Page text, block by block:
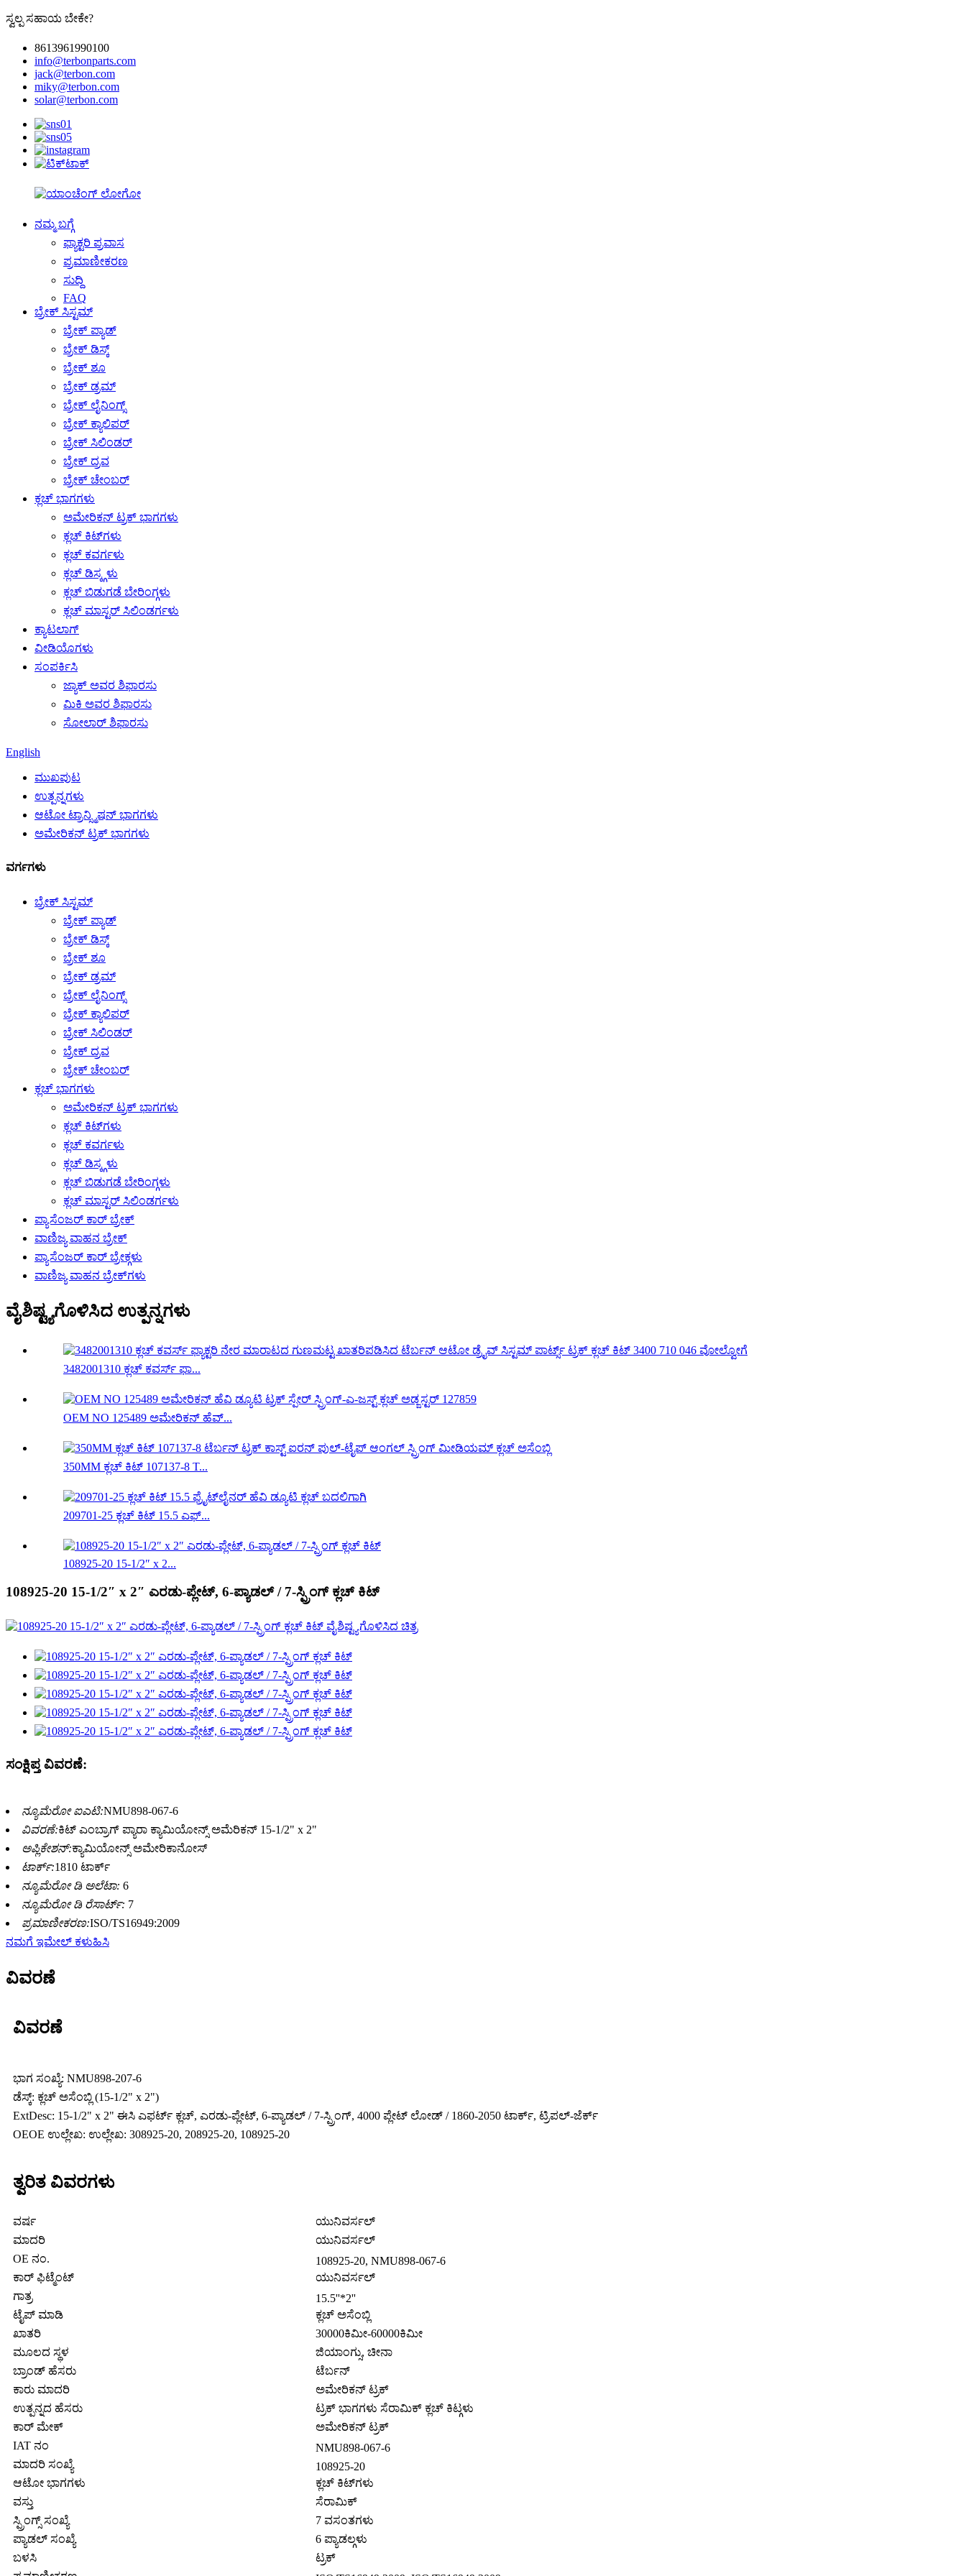
ಸ್ವಲ್ಪ ಸಹಾಯ ಬೇಕೇ?
8613961990100
info@terbonparts.com
jack@terbon.com
miky@terbon.com
solar@terbon.com
ನಮ್ಮ ಬಗ್ಗೆ
ಫ್ಯಾಕ್ಟರಿ ಪ್ರವಾಸ
ಪ್ರಮಾಣೀಕರಣ
ಸುದ್ದಿ
FAQ
ಬ್ರೇಕ್ ಸಿಸ್ಟಮ್
ಬ್ರೇಕ್ ಪ್ಯಾಡ್
ಬ್ರೇಕ್ ಡಿಸ್ಕ್
ಬ್ರೇಕ್ ಶೂ
ಬ್ರೇಕ್ ಡ್ರಮ್
ಬ್ರೇಕ್ ಲೈನಿಂಗ್ಸ್
ಬ್ರೇಕ್ ಕ್ಯಾಲಿಪರ್
ಬ್ರೇಕ್ ಸಿಲಿಂಡರ್
ಬ್ರೇಕ್ ದ್ರವ
ಬ್ರೇಕ್ ಚೇಂಬರ್
ಕ್ಲಚ್ ಭಾಗಗಳು
ಅಮೇರಿಕನ್ ಟ್ರಕ್ ಭಾಗಗಳು
ಕ್ಲಚ್ ಕಿಟ್‌ಗಳು
ಕ್ಲಚ್ ಕವರ್ಗಳು
ಕ್ಲಚ್ ಡಿಸ್ಕ್ಗಳು
ಕ್ಲಚ್ ಬಿಡುಗಡೆ ಬೇರಿಂಗ್ಗಳು
ಕ್ಲಚ್ ಮಾಸ್ಟರ್ ಸಿಲಿಂಡರ್ಗಳು
ಕ್ಯಾಟಲಾಗ್
ವೀಡಿಯೊಗಳು
ಸಂಪರ್ಕಿಸಿ
ಜ್ಯಾಕ್ ಅವರ ಶಿಫಾರಸು
ಮಿಕಿ ಅವರ ಶಿಫಾರಸು
ಸೋಲಾರ್ ಶಿಫಾರಸು
English
ಮುಖಪುಟ
ಉತ್ಪನ್ನಗಳು
ಆಟೋ ಟ್ರಾನ್ಸ್ಮಿಷನ್ ಭಾಗಗಳು
ಅಮೇರಿಕನ್ ಟ್ರಕ್ ಭಾಗಗಳು
ವರ್ಗಗಳು
ಬ್ರೇಕ್ ಸಿಸ್ಟಮ್
ಬ್ರೇಕ್ ಪ್ಯಾಡ್
ಬ್ರೇಕ್ ಡಿಸ್ಕ್
ಬ್ರೇಕ್ ಶೂ
ಬ್ರೇಕ್ ಡ್ರಮ್
ಬ್ರೇಕ್ ಲೈನಿಂಗ್ಸ್
ಬ್ರೇಕ್ ಕ್ಯಾಲಿಪರ್
ಬ್ರೇಕ್ ಸಿಲಿಂಡರ್
ಬ್ರೇಕ್ ದ್ರವ
ಬ್ರೇಕ್ ಚೇಂಬರ್
ಕ್ಲಚ್ ಭಾಗಗಳು
ಅಮೇರಿಕನ್ ಟ್ರಕ್ ಭಾಗಗಳು
ಕ್ಲಚ್ ಕಿಟ್‌ಗಳು
ಕ್ಲಚ್ ಕವರ್ಗಳು
ಕ್ಲಚ್ ಡಿಸ್ಕ್ಗಳು
ಕ್ಲಚ್ ಬಿಡುಗಡೆ ಬೇರಿಂಗ್ಗಳು
ಕ್ಲಚ್ ಮಾಸ್ಟರ್ ಸಿಲಿಂಡರ್ಗಳು
ಪ್ಯಾಸೆಂಜರ್ ಕಾರ್ ಬ್ರೇಕ್
ವಾಣಿಜ್ಯ ವಾಹನ ಬ್ರೇಕ್
ಪ್ಯಾಸೆಂಜರ್ ಕಾರ್ ಬ್ರೇಕ್ಗಳು
ವಾಣಿಜ್ಯ ವಾಹನ ಬ್ರೇಕ್‌ಗಳು
ವೈಶಿಷ್ಟ್ಯಗೊಳಿಸಿದ ಉತ್ಪನ್ನಗಳು
3482001310 ಕ್ಲಚ್ ಕವರ್ಸ್ ಫಾ...
OEM NO 125489 ಅಮೇರಿಕನ್ ಹೆವ್...
350MM ಕ್ಲಚ್ ಕಿಟ್ 107137-8 T...
209701-25 ಕ್ಲಚ್ ಕಿಟ್ 15.5 ಎಫ್...
108925-20 15-1/2″ x 2...
108925-20 15-1/2″ x 2″ ಎರಡು-ಪ್ಲೇಟ್, 6-ಪ್ಯಾಡಲ್ / 7-ಸ್ಪ್ರಿಂಗ್ ಕ್ಲಚ್ ಕಿಟ್
ಸಂಕ್ಷಿಪ್ತ ವಿವರಣೆ:
ನ್ಯೂಮೆರೋ ಐಎಟಿ:NMU898-067-6
ವಿವರಣೆ:ಕಿಟ್ ಎಂಬ್ರಾಗ್ ಪ್ಯಾರಾ ಕ್ಯಾಮಿಯೋನ್ಸ್ ಅಮೆರಿಕನ್ 15-1/2" x 2"
ಅಪ್ಲಿಕೇಶನ್:ಕ್ಯಾಮಿಯೋನ್ಸ್ ಅಮೇರಿಕಾನೋಸ್
ಟಾರ್ಕ್:1810 ಟಾರ್ಕ್
ನ್ಯೂಮೆರೋ ಡಿ ಅಲೆಟಾ: 6
ನ್ಯೂಮೆರೋ ಡಿ ರೆಸಾರ್ಟ್: 7
ಪ್ರಮಾಣೀಕರಣ:ISO/TS16949:2009
ನಮಗೆ ಇಮೇಲ್ ಕಳುಹಿಸಿ
ವಿವರಣೆ
ವಿವರಣೆ
ಭಾಗ ಸಂಖ್ಯೆ: NMU898-207-6
ಡೆಸ್ಕ್: ಕ್ಲಚ್ ಅಸೆಂಬ್ಲಿ (15-1/2" x 2")
ExtDesc: 15-1/2" x 2" ಈಸಿ ಎಫರ್ಟ್ ಕ್ಲಚ್, ಎರಡು-ಪ್ಲೇಟ್, 6-ಪ್ಯಾಡಲ್ / 7-ಸ್ಪ್ರಿಂಗ್, 4000 ಪ್ಲೇಟ್ ಲೋಡ್ / 1860-2050 ಟಾರ್ಕ್, ಟ್ರಿಪಲ್-ಜೆರ್ಕ್
OEOE ಉಲ್ಲೇಖ: ಉಲ್ಲೇಖ: 308925-20, 208925-20, 108925-20
ತ್ವರಿತ ವಿವರಗಳು
ವರ್ಷ
ಯುನಿವರ್ಸಲ್
ಮಾದರಿ
ಯುನಿವರ್ಸಲ್
OE ನಂ.
108925-20, NMU898-067-6
ಕಾರ್ ಫಿಟ್ಮೆಂಟ್
ಯುನಿವರ್ಸಲ್
ಗಾತ್ರ
15.5''*2''
ಟೈಪ್ ಮಾಡಿ
ಕ್ಲಚ್ ಅಸೆಂಬ್ಲಿ
ಖಾತರಿ
30000ಕಿಮೀ-60000ಕಿಮೀ
ಮೂಲದ ಸ್ಥಳ
ಜಿಯಾಂಗ್ಸು, ಚೀನಾ
ಬ್ರಾಂಡ್ ಹೆಸರು
ಟೆರ್ಬನ್
ಕಾರು ಮಾದರಿ
ಅಮೇರಿಕನ್ ಟ್ರಕ್
ಉತ್ಪನ್ನದ ಹೆಸರು
ಟ್ರಕ್ ಭಾಗಗಳು ಸೆರಾಮಿಕ್ ಕ್ಲಚ್ ಕಿಟ್ಗಳು
ಕಾರ್ ಮೇಕ್
ಅಮೇರಿಕನ್ ಟ್ರಕ್
IAT ನಂ
NMU898-067-6
ಮಾದರಿ ಸಂಖ್ಯೆ
108925-20
ಆಟೋ ಭಾಗಗಳು
ಕ್ಲಚ್ ಕಿಟ್‌ಗಳು
ವಸ್ತು
ಸೆರಾಮಿಕ್
ಸ್ಪ್ರಿಂಗ್ಸ್ ಸಂಖ್ಯೆ
7 ವಸಂತಗಳು
ಪ್ಯಾಡಲ್ ಸಂಖ್ಯೆ
6 ಪ್ಯಾಡಲ್ಗಳು
ಬಳಸಿ
ಟ್ರಕ್